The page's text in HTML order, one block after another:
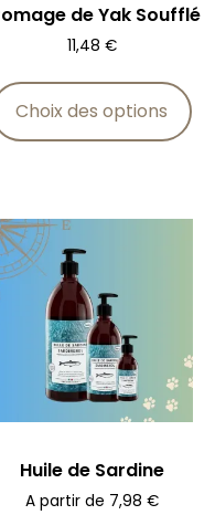
de Yak Soufflé
11,48 €
Choix des options
Huile de Sardine
A partir de 7,98 €